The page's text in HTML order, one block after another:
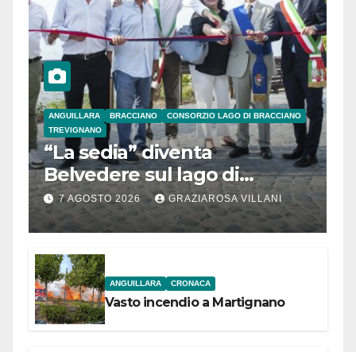
ANGUILLARA BRACCIANO
CONSORZIO LAGO DI BRACCIANO
TREVIGNANO
“La sedia” diventa
Belvedere sul lago di
Bracciano: ieri
l’inaugurazione
7 AGOSTO 2026 GRAZIAROSA VILLANI
ANGUILLARA CRONACA
Vasto incendio a Martignano